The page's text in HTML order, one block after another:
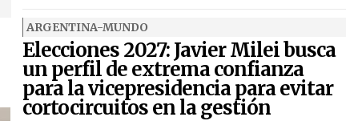
ARGENTINA-MUNDO
Elecciones 2027: Javier Milei busca
un perfil de extrema confianza
para la vicepresidencia para evitar
cortocircuitos en la gestión